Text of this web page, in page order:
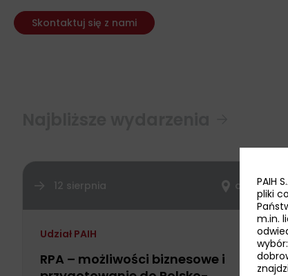
Skontaktuj się z nami
12 sierpnia online
Udział PAIH
RPA – możliwości biznesowe i
PAIH
pliki
m.in.